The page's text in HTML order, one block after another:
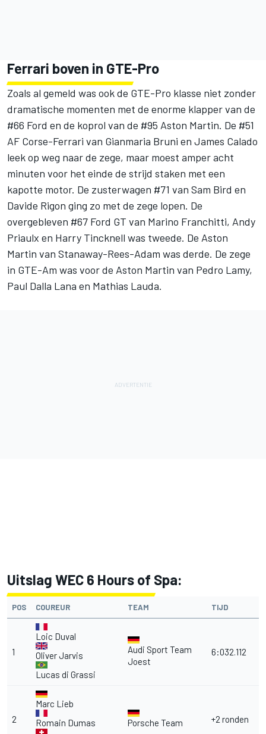
Ferrari boven in GTE-Pro
Zoals al gemeld was ook de GTE-Pro klasse niet zonder
dramatische momenten met de enorme klapper van de
#66 Ford en de koprol van de #95 Aston Martin. De #51
AF Corse-Ferrari van Gianmaria Bruni en James Calado
leek op weg naar de zege, maar moest amper acht
minuten voor het einde de strijd staken met een
kapotte motor. De zusterwagen #71 van Sam Bird en
Davide Rigon ging zo met de zege lopen. De
overgebleven #67 Ford GT van Marino Franchitti, Andy
Priaulx en Harry Tincknell was tweede. De Aston
Martin van Stanaway-Rees-Adam was derde. De zege
in GTE-Am was voor de Aston Martin van Pedro Lamy,
Paul Dalla Lana en Mathias Lauda.
Uitslag WEC 6 Hours of Spa:
POS COUREUR TEAM TIJD
1
Loic Duval
Oliver Jarvis
Lucas di Grassi
Audi Sport Team
Joest
6:032.112
2
Marc Lieb
Romain Dumas
Porsche Team +2 ronden